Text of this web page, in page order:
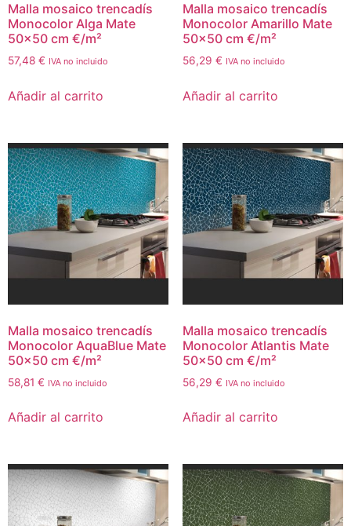
Malla mosaico trencadís
Monocolor Alga Mate
50×50 cm €/m²
57,48 € IVA no incluido
Añadir al carrito
Malla mosaico trencadís
Monocolor Amarillo Mate
50×50 cm €/m²
56,29 € IVA no incluido
Añadir al carrito
Malla mosaico trencadís
Monocolor AquaBlue Mate
50×50 cm €/m²
58,81 € IVA no incluido
Añadir al carrito
Malla mosaico trencadís
Monocolor Atlantis Mate
50×50 cm €/m²
56,29 € IVA no incluido
Añadir al carrito